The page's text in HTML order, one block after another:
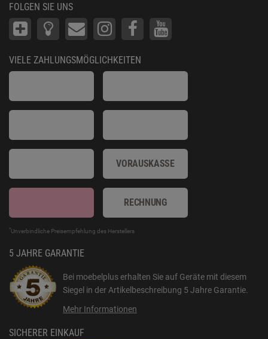
FOLGEN SIE UNS
VIELE ZAHLUNGSMÖGLICHKEITEN
VORAUSKASSE
RECHNUNG
*Unverbindliche Preisempfehlung des Herstellers
5 JAHRE GARANTIE
Bei moebelplus erhalten Sie auf Geräte mit diesem
Siegel in der Artikelbeschreibung 5 Jahre Garantie.
Mehr Informationen
SICHERER EINKAUF